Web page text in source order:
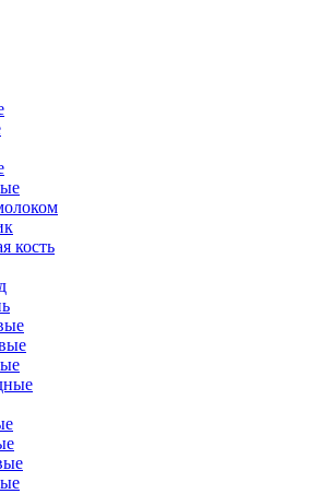
кость